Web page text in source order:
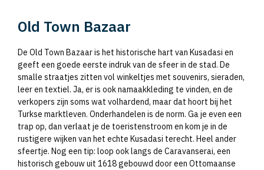
Old Town Bazaar
De Old Town Bazaar is het historische hart van Kusadasi en
geeft een goede eerste indruk van de sfeer in de stad. De
smalle straatjes zitten vol winkeltjes met souvenirs, sieraden,
leer en textiel. Ja, er is ook namaakkleding te vinden, en de
verkopers zijn soms wat volhardend, maar dat hoort bij het
Turkse marktleven. Onderhandelen is de norm. Ga je even een
trap op, dan verlaat je de toeristenstroom en kom je in de
rustigere wijken van het echte Kusadasi terecht. Heel ander
sfeertje. Nog een tip: loop ook langs de Caravanserai, een
historisch gebouw uit 1618 gebouwd door een Ottomaanse